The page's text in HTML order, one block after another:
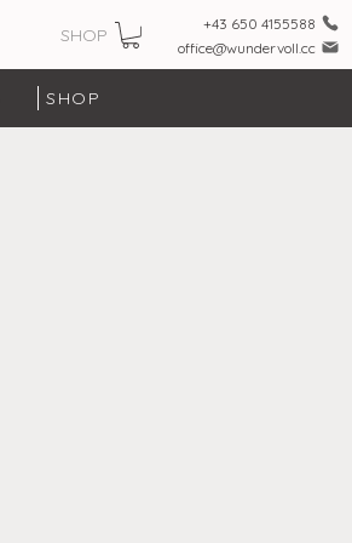
SHOP
SHOP
+43 650 4155588
office@wundervoll.cc